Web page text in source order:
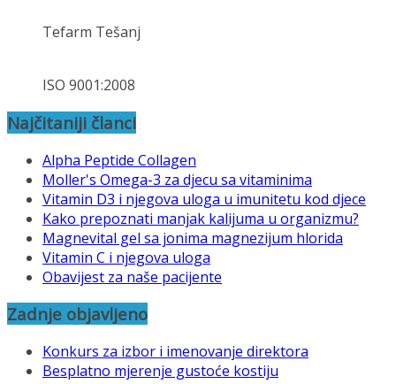
Tefarm Tešanj
ISO 9001:2008
Najčitaniji članci
Alpha Peptide Collagen
Moller's Omega-3 za djecu sa vitaminima
Vitamin D3 i njegova uloga u imunitetu kod djece
Kako prepoznati manjak kalijuma u organizmu?
Magnevital gel sa jonima magnezijum hlorida
Vitamin C i njegova uloga
Obavijest za naše pacijente
Zadnje objavljeno
Konkurs za izbor i imenovanje direktora
Besplatno mjerenje gustoće kostiju